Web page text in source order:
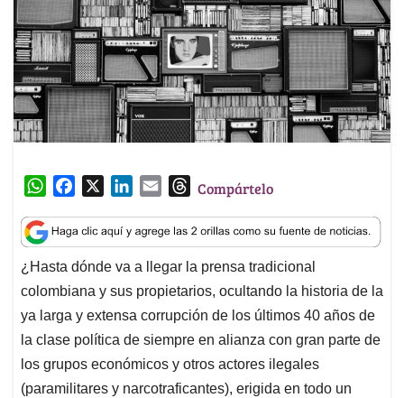
W
a
t
s
A
p
p
c
e
b
o
o
k
n
k
e
d
I
n
a
i
l
T
r
e
a
d
s
Compártelo
¿Hasta dónde va a llegar la prensa tradicional
colombiana y sus propietarios, ocultando la historia de la
ya larga y extensa corrupción de los últimos 40 años de
la clase política de siempre en alianza con gran parte de
los grupos económicos y otros actores ilegales
(paramilitares y narcotraficantes), erigida en todo un